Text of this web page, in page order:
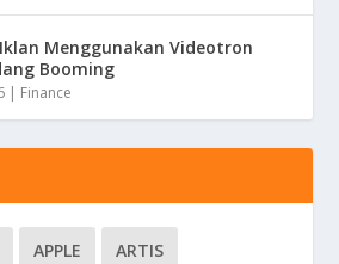
Menggunakan Videotron
Booming
| Finance
APPLE ARTIS